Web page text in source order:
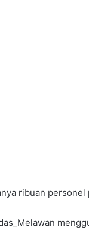
ribuan personel